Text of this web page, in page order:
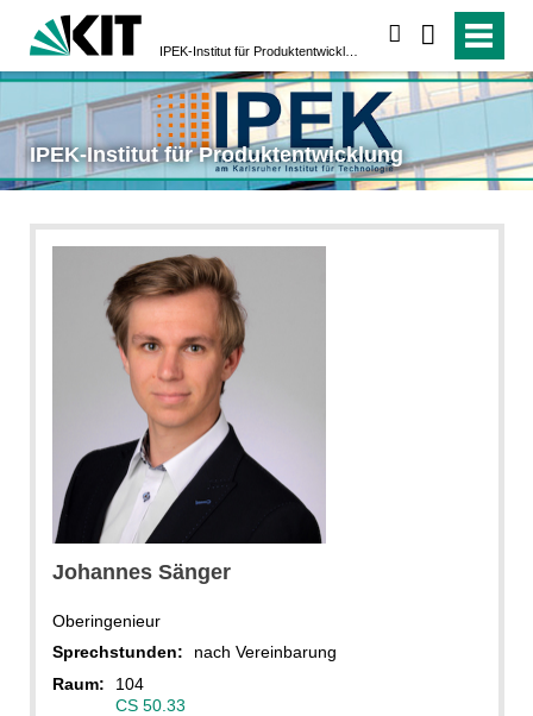
IPEK-Institut für Produktentwicklung
Johannes Sänger
Oberingenieur
Sprechstunden:
nach Vereinbarung
Raum:
104
CS 50.33